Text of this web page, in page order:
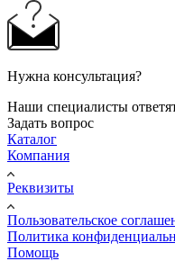
Нужна консультация?
Наши специалисты
Задать вопрос
Каталог
Компания
Реквизиты
Пользовательское
Политика
Помощь